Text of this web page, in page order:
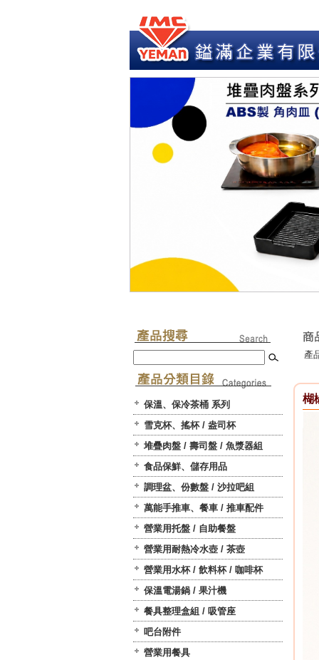
保溫、保冷茶桶 系列
雪克杯、搖杯 / 盎司杯
堆疊肉盤 / 壽司盤 / 魚漿器組
食品保鮮、儲存用品
調理盆、份數盤 / 沙拉吧組
萬能手推車、餐車 / 推車配件
營業用托盤 / 自助餐盤
營業用耐熱冷水壺 / 茶壺
營業用水杯 / 飲料杯 / 咖啡杯
保溫電湯鍋 / 果汁機
餐具整理盒組 / 吸管座
吧台附件
營業用餐具
產
楜